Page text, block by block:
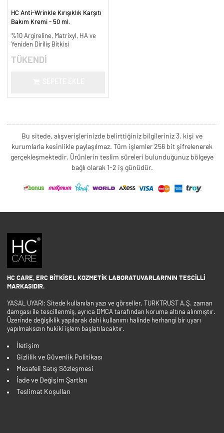
HC Anti-Wrinkle Kırışıklık Karşıtı
Bakım Kremi - 50 ml.
%10 Argireline, Matrixyl, HA ve
Yeniden Diriliş Bitkisi
TÜKENDİ
Bu sitede, alışverişlerinizde belirttiğiniz bilgileriniz 3. kişi ve
kurumlarla kesinlikle paylaşılmaz. Tüm işlemler 256 bit şifrelenerek
gerçekleşmektedir. Ürünlerin teslim süreleri bulunduğunuz bölgeye
bağlı olarak 1-2 iş günüdür.
HC CARE, ERC BITKISEL KOZMETIK LABORATUVARLARI'NIN TESCILLI
MARKASIDIR.
YASAL UYARI: Sitede kullanılan yazı ve görseller, TURKTRUST A.Ş. zaman
damgası ile tescillenmiş, ayrıca DMCA tarafından koruma altına alınmıştır.
Üzerinde değişiklik yapılarak dahi kullanımı halinde herhangi bir uyarı
yapılmaksızın hukiki işlem başlatılacaktır.
İletişim
Gizlilik ve Güvenlik Politikası
Mesafeli Satış Sözleşmesi
İade ve Değişim Şartları
Teslimat Koşulları